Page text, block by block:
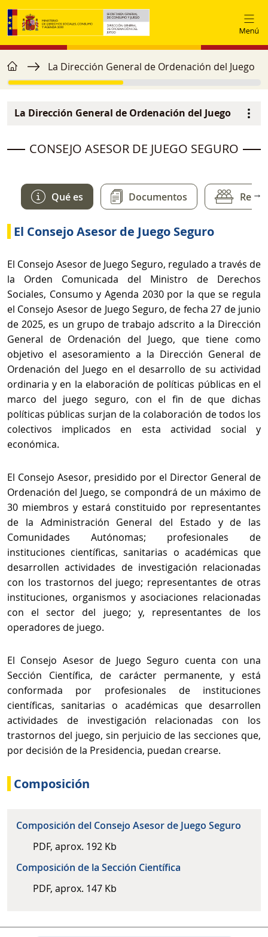
Pasar al contenido principal
Ruta de navegación
home La Dirección General de Ordenación del Juego
La Dirección General de Ordenación del Juego
CONSEJO ASESOR DE JUEGO SEGURO
→
Qué es Documentos
El Consejo Asesor de Juego Seguro
El Consejo Asesor de Juego Seguro, regulado a través de
la Orden Comunicada del Ministro de Derechos
Sociales, Consumo y Agenda 2030 por la que se regula
el Consejo Asesor de Juego Seguro, de fecha 27 de junio
de 2025, es un grupo de trabajo adscrito a la Dirección
General de Ordenación del Juego, que tiene como
objetivo el asesoramiento a la Dirección General de
Ordenación del Juego en el desarrollo de su actividad
ordinaria y en la elaboración de políticas públicas en el
marco del juego seguro, con el fin de que dichas
políticas públicas surjan de la colaboración de todos los
colectivos implicados en esta actividad social y
económica.
El Consejo Asesor, presidido por el Director General de
Ordenación del Juego, se compondrá de un máximo de
30 miembros y estará constituido por representantes
de la Administración General del Estado y de las
Comunidades Autónomas; profesionales de
instituciones científicas, sanitarias o académicas que
desarrollen actividades de investigación relacionadas
con los trastornos del juego; representantes de otras
instituciones, organismos y asociaciones relacionadas
con el sector del juego; y, representantes de los
operadores de juego.
El Consejo Asesor de Juego Seguro cuenta con una
Sección Científica, de carácter permanente, y está
conformada por profesionales de instituciones
científicas, sanitarias o académicas que desarrollen
actividades de investigación relacionadas con los
trastornos del juego, sin perjuicio de las secciones que,
por decisión de la Presidencia, puedan crearse.
Composición
Composición del Consejo Asesor de Juego Seguro
PDF, aprox. 192 Kb
Composición de la Sección Científica
PDF, aprox. 147 Kb